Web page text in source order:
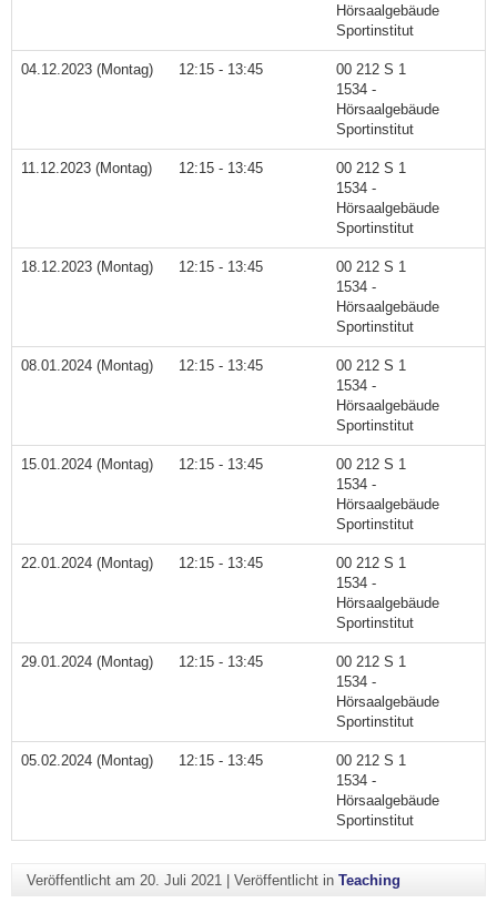
Hörsaalgebäude
Sportinstitut
04.12.2023 (Montag) 12:15 - 13:45
00 212 S 1
1534 -
Hörsaalgebäude
Sportinstitut
11.12.2023 (Montag) 12:15 - 13:45
00 212 S 1
1534 -
Hörsaalgebäude
Sportinstitut
18.12.2023 (Montag) 12:15 - 13:45
00 212 S 1
1534 -
Hörsaalgebäude
Sportinstitut
08.01.2024 (Montag) 12:15 - 13:45
00 212 S 1
1534 -
Hörsaalgebäude
Sportinstitut
15.01.2024 (Montag) 12:15 - 13:45
00 212 S 1
1534 -
Hörsaalgebäude
Sportinstitut
22.01.2024 (Montag) 12:15 - 13:45
00 212 S 1
1534 -
Hörsaalgebäude
Sportinstitut
29.01.2024 (Montag) 12:15 - 13:45
00 212 S 1
1534 -
Hörsaalgebäude
Sportinstitut
05.02.2024 (Montag) 12:15 - 13:45
00 212 S 1
1534 -
Hörsaalgebäude
Sportinstitut
Veröffentlicht am 20. Juli 2021 Veröffentlicht in Teaching